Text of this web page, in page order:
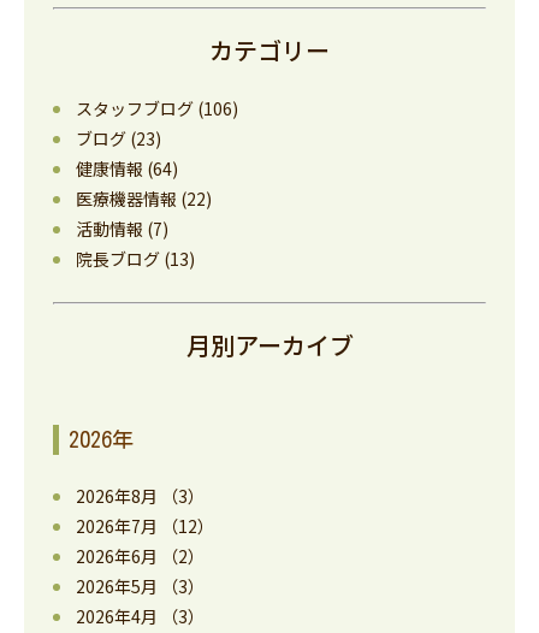
カテゴリー
スタッフブログ(106)
ブログ(23)
健康情報 (64)
医療機器情報 (22)
活動情報 (7)
院長ブログ(13)
月別アーカイブ
2026年
2026年8月
（3）
2026年7月
（12）
2026年6月
（2）
2026年5月
（3）
2026年4月
（3）